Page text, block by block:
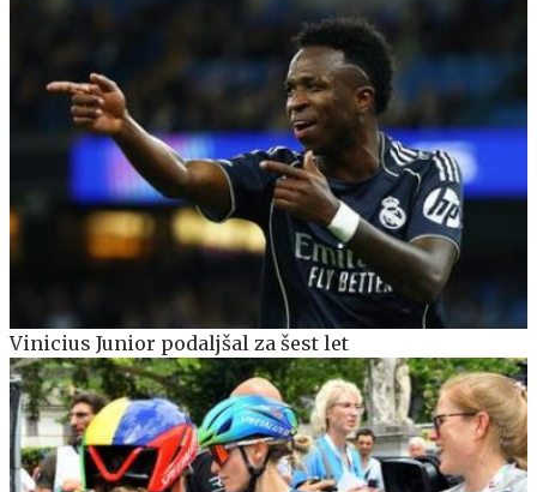
Vinicius Junior podaljšal za šest let